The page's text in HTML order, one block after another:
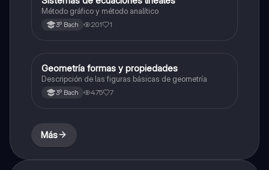
Método gráfico y método analítico
3º Bach 201 1
Geometría y trigonometría
Geometría formas y propiedades
Descripción de las figuras básicas de geometría
3º Bach 475 7
Más